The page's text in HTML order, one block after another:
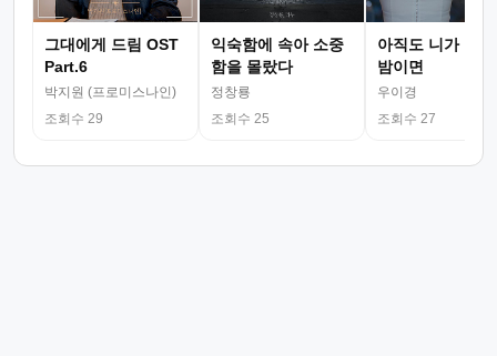
그대에게 드림 OST
Part.6
박지원 (프로미스나인)
조회수 29
익숙함에 속아 소중
함을 몰랐다
정창룡
조회수 25
아직도 니가 그
밤이면
우이경
조회수 27